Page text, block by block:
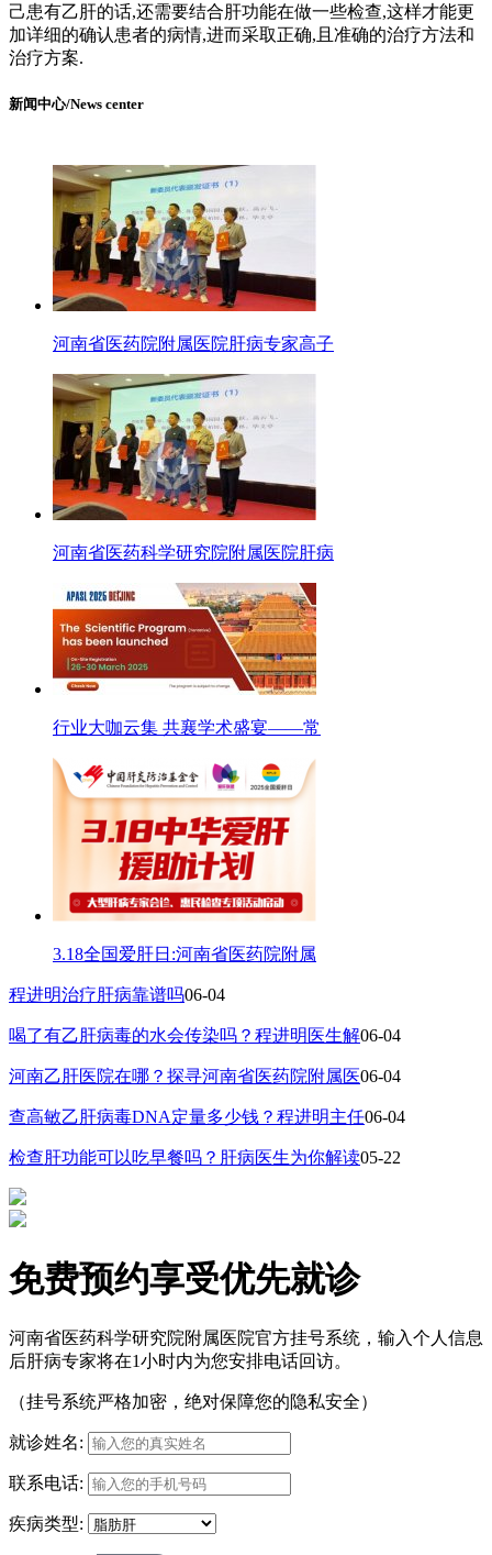
己患有乙肝的话,还需要结合肝功能在做一些检查,这样才能更
加详细的确认患者的病情,进而采取正确,且准确的治疗方法和
治疗方案.
新闻中心/News center
河南省医药院附属医院肝病专家高子
河南省医药科学研究院附属医院肝病
行业大咖云集 共襄学术盛宴——常
3.18全国爱肝日:河南省医药院附属
程进明治疗肝病靠谱吗06-04
喝了有乙肝病毒的水会传染吗？程进明医生解06-04
河南乙肝医院在哪？探寻河南省医药院附属医06-04
查高敏乙肝病毒DNA定量多少钱？程进明主任06-04
检查肝功能可以吃早餐吗？肝病医生为你解读05-22
免费预约享受优先就诊
河南省医药科学研究院附属医院官方挂号系统，输入个人信息
后肝病专家将在1小时内为您安排电话回访。
（挂号系统严格加密，绝对保障您的隐私安全）
就诊姓名:
联系电话:
疾病类型: